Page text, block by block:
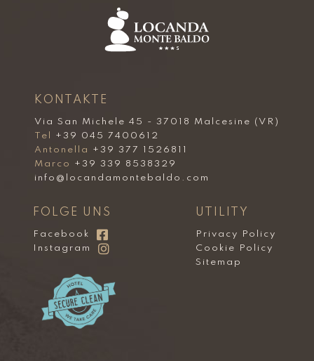
KONTAKTE
Via San Michele 45 - 37018 Malcesine (VR)
Tel
+39 045 7400612
Antonella
+39 377 1526811
Marco
+39 339 8538329
info@locandamontebaldo.com
FOLGE UNS
Facebook
Instagram
UTILITY
Privacy Policy
Cookie Policy
Sitemap